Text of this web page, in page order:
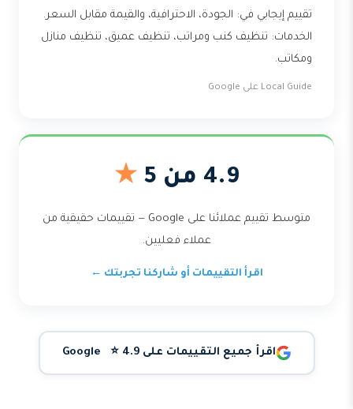
تقييم إيجابي في: الجودة، الاحترافية، والقيمة مقابل السعر.
الخدمات: تنظيف كنب ومراتب، تنظيف عميق، تنظيف منازل
ومكاتب.
Local Guide على Google
4.9 من 5 ★
متوسط تقييم عملائنا على Google — تقييمات حقيقية من
عملاء فعليين.
اقرأ التقييمات أو شاركنا تجربتك ←
اقرأ جميع التقييمات على Google ⭐ 4.9